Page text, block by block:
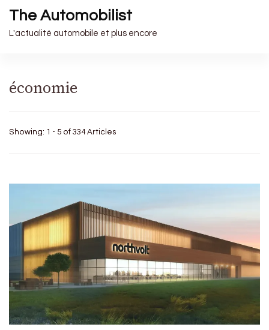
The Automobilist
L'actualité automobile et plus encore
économie
Showing: 1 - 5 of 334 Articles